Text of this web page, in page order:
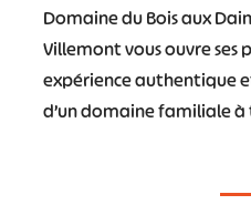
Domaine du Bois aux
Villemont vous ouvre ses
expérience authentique
d’un domaine familiale